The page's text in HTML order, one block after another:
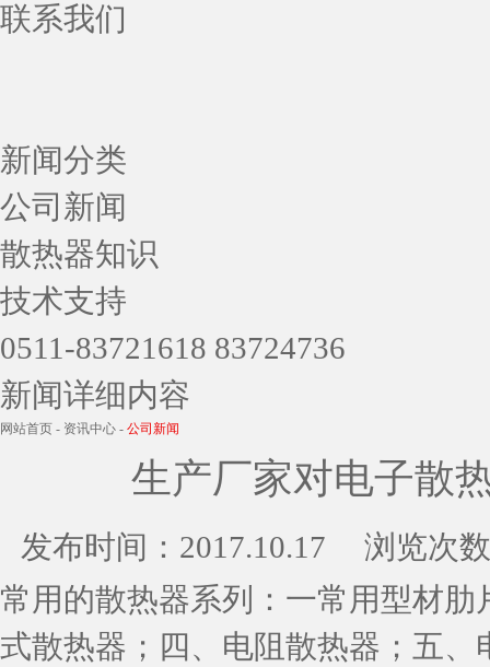
联系我们
新闻分类
公司新闻
散热器知识
技术支持
0511-83721618 83724736
新闻详细内容
网站首页 - 资讯中心 - 公司新闻
生产厂家对电子散
发布时间： 2017.10.17 浏览次
常用的散热器系列：一常用型材
式散热器；四、电阻散热器；五